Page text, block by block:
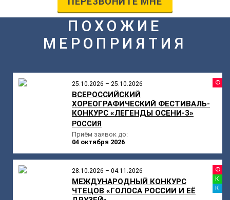
ПОХОЖИЕ
МЕРОПРИЯТИЯ
25.10.2026 – 25.10.2026
ВСЕРОССИЙСКИЙ
ХОРЕОГРАФИЧЕСКИЙ ФЕСТИВАЛЬ-
КОНКУРС «ЛЕГЕНДЫ ОСЕНИ-3»
РОССИЯ
Приём заявок до:
04 октября 2026
28.10.2026 – 04.11.2026
МЕЖДУНАРОДНЫЙ КОНКУРС
ЧТЕЦОВ «ГОЛОСА РОССИИ И ЕЁ